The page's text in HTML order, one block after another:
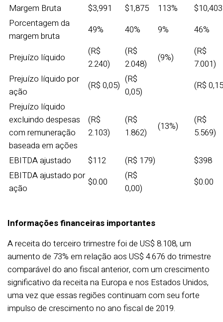
Margem Bruta
$3,991 $1,875 113%
$10,403
Porcentagem da
margem bruta
49% 40% 9% 46%
Prejuízo líquido
(R$
2.240)
(R$
2.048)
(9%)
(R$
7.001)
Prejuízo líquido por
ação
(R$ 0,05)
(R$
0,05)
(R$
Prejuízo líquido
excluindo despesas
com remuneração
baseada em ações
(R$
2.103)
(R$
1.862)
(13%)
(R$
5.569)
EBITDA ajustado $112 (R$ 179)
$398
EBITDA ajustado por
ação
$0.00
(R$
0,00)
$0.00
Informações financeiras importantes
A receita do terceiro trimestre foi de US$ 8.108, um
aumento de 73% em relação aos US$ 4.676 do trimestre
comparável do ano fiscal anterior, com um crescimento
significativo da receita na Europa e nos Estados Unidos,
uma vez que essas regiões continuam com seu forte
impulso de crescimento no ano fiscal de 2019.